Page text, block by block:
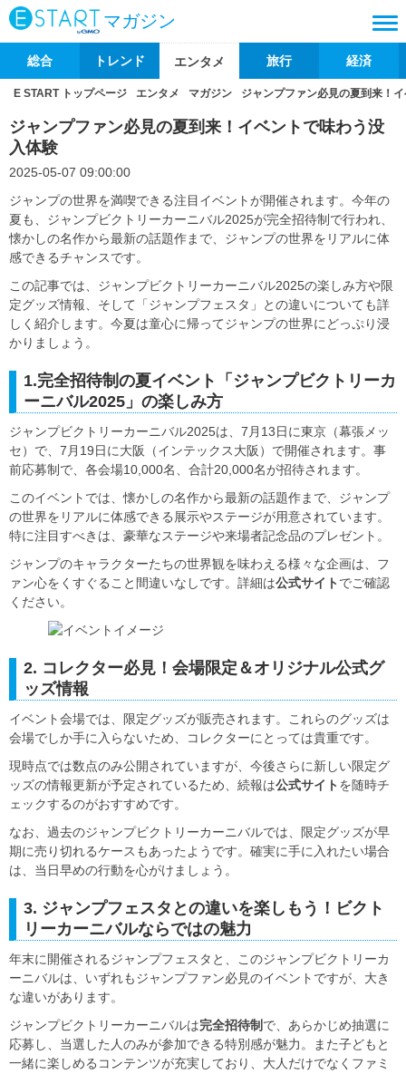
マガジン
総合 トレンド エンタメ 旅行 経済
E START トップページ エンタメ マガジン ジャンプファン必見の夏到来！
ジャンプファン必見の夏到来！イベントで味わう没
入体験
2025-05-07 09:00:00
ジャンプの世界を満喫できる注目イベントが開催されます。今年の
夏も、ジャンプビクトリーカーニバル2025が完全招待制で行われ、
懐かしの名作から最新の話題作まで、ジャンプの世界をリアルに体
感できるチャンスです。
この記事では、ジャンプビクトリーカーニバル2025の楽しみ方や限
定グッズ情報、そして「ジャンプフェスタ」との違いについても詳
しく紹介します。今夏は童心に帰ってジャンプの世界にどっぷり浸
かりましょう。
1.完全招待制の夏イベント「ジャンプビクトリーカ
ーニバル2025」の楽しみ方
ジャンプビクトリーカーニバル2025は、7月13日に東京（幕張メッ
セ）で、7月19日に大阪（インテックス大阪）で開催されます。事
前応募制で、各会場10,000名、合計20,000名が招待されます。
このイベントでは、懐かしの名作から最新の話題作まで、ジャンプ
の世界をリアルに体感できる展示やステージが用意されています。
特に注目すべきは、豪華なステージや来場者記念品のプレゼント。
ジャンプのキャラクターたちの世界観を味わえる様々な企画は、フ
ァン心をくすぐること間違いなしです。詳細は公式サイト でご確認
ください。
2. コレクター必見！会場限定＆オリジナル公式グ
ッズ情報
イベント会場では、限定グッズが販売されます。これらのグッズは
会場でしか手に入らないため、コレクターにとっては貴重です。
現時点では数点のみ公開されていますが、今後さらに新しい限定グ
ッズの情報更新が予定されているため、続報は公式サイト を随時チ
ェックするのがおすすめです。
なお、過去のジャンプビクトリーカーニバルでは、限定グッズが早
期に売り切れるケースもあったようです。確実に手に入れたい場合
は、当日早めの行動を心がけましょう。
3. ジャンプフェスタとの違いを楽しもう！ビクト
リーカーニバルならではの魅力
年末に開催されるジャンプフェスタと、このジャンプビクトリーカ
ーニバルは、いずれもジャンプファン必見のイベントですが、大き
な違いがあります。
ジャンプビクトリーカーニバルは完全招待制 で、あらかじめ抽選に
応募し、当選した人のみが参加できる特別感が魅力。また子どもと
一緒に楽しめるコンテンツが充実しており、大人だけでなくファミ